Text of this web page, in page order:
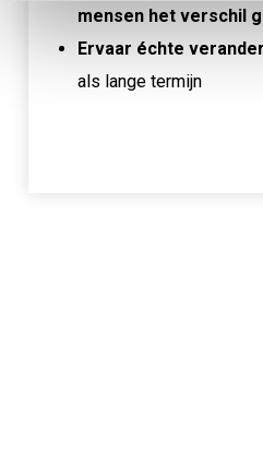
mensen het verschil
Ervaar échte
als lange termijn